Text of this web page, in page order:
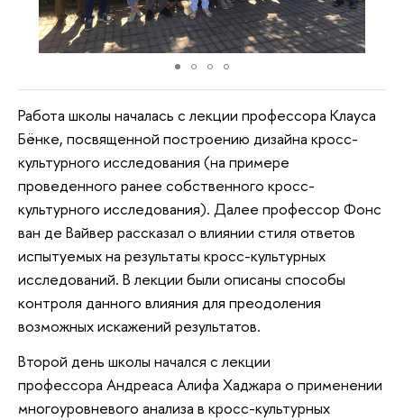
Работа школы началась с лекции профессора Клауса
Бёнке, посвященной построению дизайна кросс-
культурного исследования (на примере
проведенного ранее собственного кросс-
культурного исследования). Далее профессор Фонс
ван де Вайвер рассказал о влиянии стиля ответов
испытуемых на результаты кросс-культурных
исследований. В лекции были описаны способы
контроля данного влияния для преодоления
возможных искажений результатов.
Второй день школы начался с лекции
профессора Андреаса Алифа Хаджара о применении
многоуровневого анализа в кросс-культурных